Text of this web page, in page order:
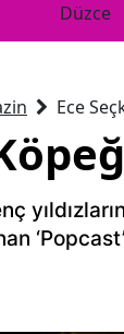
Düzce
Ece